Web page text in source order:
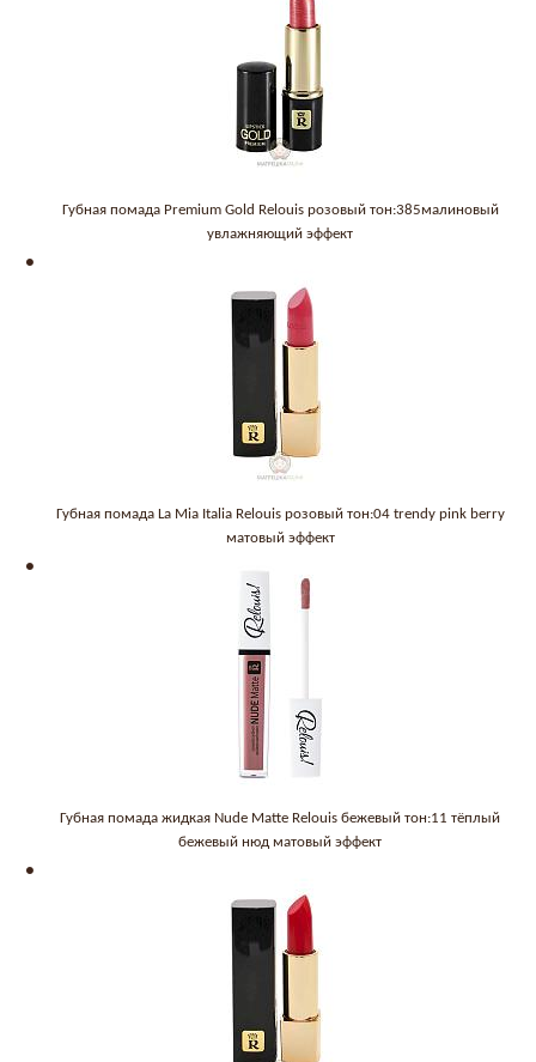
Губная помада Premium Gold Relouis розовый тон:385малиновый
увлажняющий эффект
Губная помада La Mia Italia Relouis розовый тон:04 trendy pink berry
матовый эффект
Губная помада жидкая Nude Matte Relouis бежевый тон:11 тёплый
бежевый нюд матовый эффект